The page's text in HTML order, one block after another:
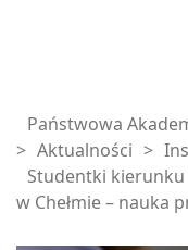
Państwowa
> Aktualności >
Studentki kierunku
w Chełmie – nauka